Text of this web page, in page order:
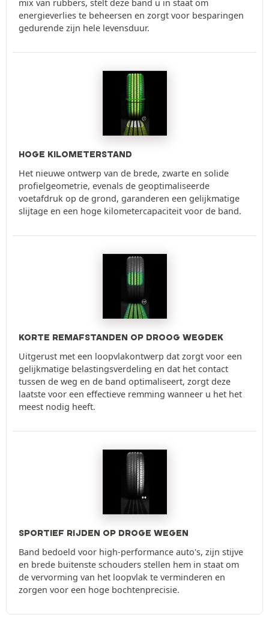
mix van rubbers, stelt deze band u in staat om
energieverlies te beheersen en zorgt voor besparingen
gedurende zijn hele levensduur.
HOGE KILOMETERSTAND
Het nieuwe ontwerp van de brede, zwarte en solide
profielgeometrie, evenals de geoptimaliseerde
voetafdruk op de grond, garanderen een gelijkmatige
slijtage en een hoge kilometercapaciteit voor de band.
KORTE REMAFSTANDEN OP DROOG WEGDEK
Uitgerust met een loopvlakontwerp dat zorgt voor een
gelijkmatige belastingsverdeling en dat het contact
tussen de weg en de band optimaliseert, zorgt deze
laatste voor een effectieve remming wanneer u het het
meest nodig heeft.
SPORTIEF RIJDEN OP DROGE WEGEN
Band bedoeld voor high-performance auto's, zijn stijve
en brede buitenste schouders stellen hem in staat om
de vervorming van het loopvlak te verminderen en
zorgen voor een hoge bochtenprecisie.